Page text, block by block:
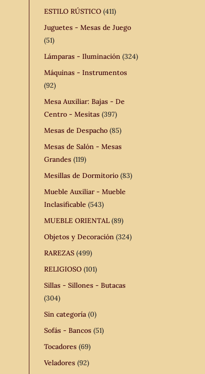
ESTILO RÚSTICO (411)
Juguetes - Mesas de Juego
(51)
Lámparas - Iluminación (324)
Máquinas - Instrumentos
(92)
Mesa Auxiliar: Bajas - De
Centro - Mesitas (397)
Mesas de Despacho (85)
Mesas de Salón - Mesas
Grandes (119)
Mesillas de Dormitorio (83)
Mueble Auxiliar - Mueble
Inclasificable (543)
MUEBLE ORIENTAL (89)
Objetos y Decoración (324)
RAREZAS (499)
RELIGIOSO (101)
Sillas - Sillones - Butacas
(304)
Sin categoría (0)
Sofás - Bancos (51)
Tocadores (69)
Veladores (92)